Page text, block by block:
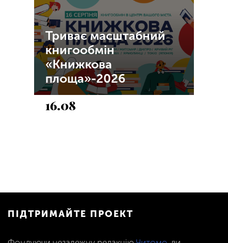
Триває масштабний
книгообмін
«Книжкова
площа»-2026
16.08
ПІДТРИМАЙТЕ ПРОЕКТ